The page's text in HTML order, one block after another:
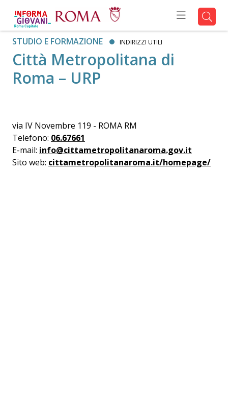
STUDIO E FORMAZIONE INDIRIZZI UTILI
Città Metropolitana di
Roma – URP
via IV Novembre 119 - ROMA RM
Telefono: 06.67661
E-mail: info@cittametropolitanaroma.gov.it
Sito web: cittametropolitanaroma.it/homepage/